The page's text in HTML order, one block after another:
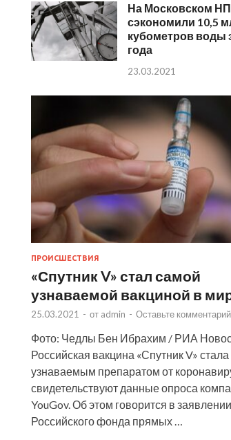
На Московском
сэкономили 10,5
кубометров воды
года
23.03.2021
ПРОИСШЕСТВИЯ
«Спутник V» стал самой
узнаваемой вакциной в
25.03.2021 - от admin - Оставьте комментарий
Фото: Чедлы Бен Ибрахим / РИА
Российская вакцина «Спутник V»
узнаваемым препаратом от
свидетельствуют данные опроса
YouGov. Об этом говорится в заявлении
Российского фонда прямых …